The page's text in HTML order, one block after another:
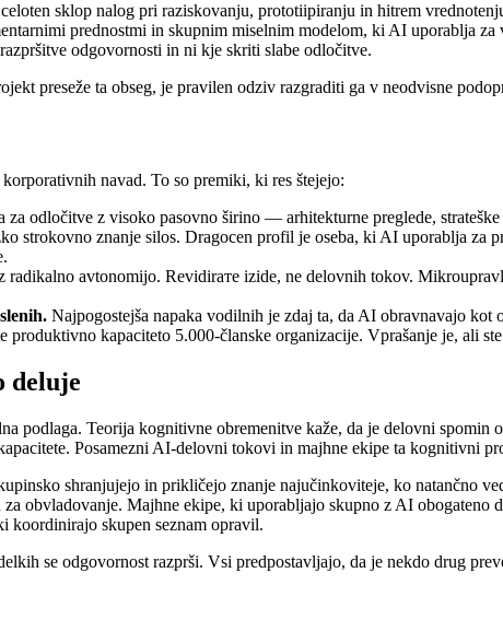
sklop nalog pri raziskovanju, prototiipiranju in hitrem
prednostmi in skupnim miselnim modelom, ki AI uporablja
odgovornosti in ni kje skriti slabe odločitve.
preseže ta obseg, je pravilen odziv razgraditi ga v neodvisne
navad. To so premiki, ki res štejejo:
za odločitve z visoko pasovno širino — arhitekturne preglede,
strokovno znanje silos. Dragocen profil je oseba, ki AI uporablja
radikalno avtonomijo. Revidirате izide, ne delovnih tokov.
Najpogostejša napaka vodilnih je zdaj ta, da AI obravnavajo
produktivno kapaciteto 5.000-članske organizacije. Vprašanje je, ali
deluje
podlaga. Teorija kognitivne obremenitve kaže, da je delovni
Posamezni AI-delovni tokovi in majhne ekipe ta kognitivni
shranjujejo in prikličejo znanje najučinkoviteje, ko natančno
obvladovanje. Majhne ekipe, ki uporabljajo skupno z AI
koordinirajo skupen seznam opravil.
se odgovornost razprši. Vsi predpostavljajo, da je nekdo drug